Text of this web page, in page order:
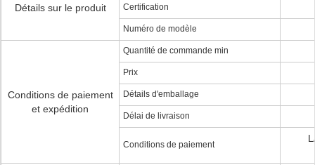
Détails sur le produit Certification
Numéro de modèle
Conditions de paiement
et expédition
Quantité de commande min
Prix
Détails d'emballage
Délai de livraison
Conditions de paiement